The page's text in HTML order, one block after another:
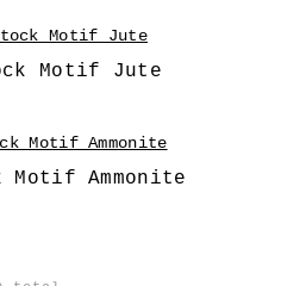
Motif Jute
Motif Ammonite